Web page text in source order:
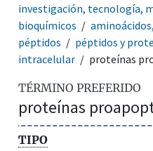
investigación, tecnología,
bioquímicos
péptidos
péptidos y
intracelular
proteínas
TÉRMINO PREFERIDO
proteínas
TIPO